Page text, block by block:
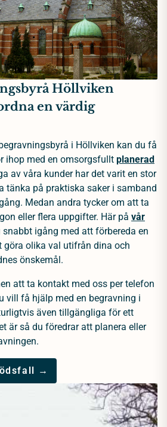
Höllviken
en värdig
i Höllviken kan du få
ihop med en omsorgsfullt planerad
av våra kunder har det varit en stor
tänka på praktiska saker i samband
Medan andra tycker om att ta
eller flera uppgifter. Här på vår
snabbt igång med att förbereda en
göra olika val utifrån dina och
önskemål.
att ta kontakt med oss per telefon
vill få hjälp med en begravning i
även tillgängliga för ett
är så du föredrar att planera eller
→